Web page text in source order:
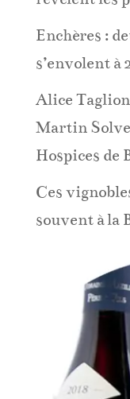
Enchères :
s’envolent à
Alice
Martin
Hospices de
Ces
souvent à la